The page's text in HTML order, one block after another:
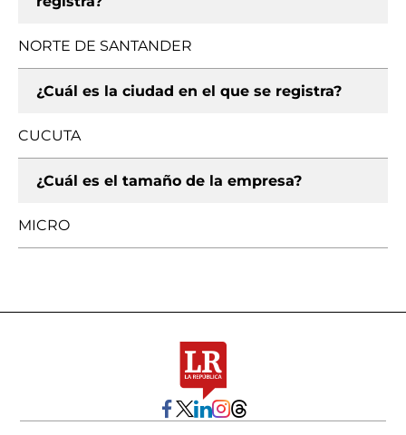
NORTE DE SANTANDER
¿Cuál es la ciudad en el que se registra?
CUCUTA
¿Cuál es el tamaño de la empresa?
MICRO